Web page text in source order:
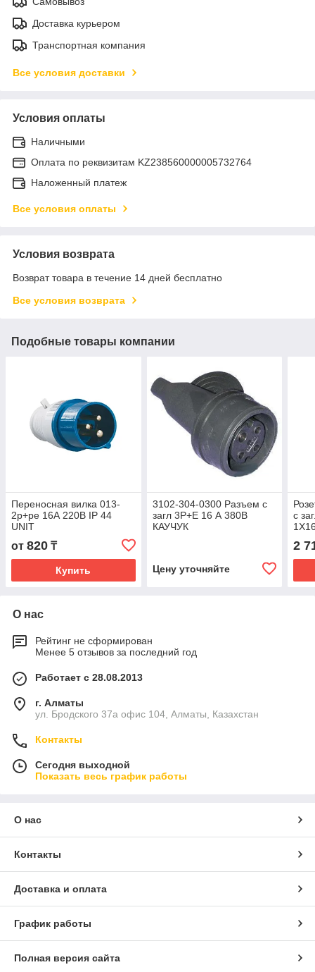
Доставка курьером
Транспортная компания
Все условия доставки
Условия оплаты
Наличными
Оплата по реквизитам KZ238560000005732764
Наложенный платеж
Все условия оплаты
Условия возврата
Возврат товара в течение 14 дней бесплатно
Все условия возврата
Подобные товары компании
Переносная вилка 013-
2р+pе 16А 220В IP 44
UNIT
от 820 ₸
Купить
3102-304-0300 Разъем с
загл 3Р+Е 16 А 380В
КАУЧУК
Цену уточняйте
с
2
О нас
Рейтинг не сформирован
Менее 5 отзывов за последний год
Работает с 28.08.2013
г. Алматы
ул. Бродского 37а офис 104, Алматы, Казахстан
Контакты
Сегодня выходной
Показать весь график работы
О нас
Контакты
Доставка и оплата
График работы
Полная версия сайта